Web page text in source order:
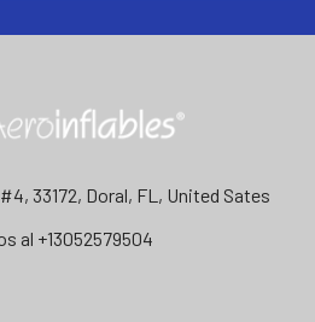
33172, Doral, FL, United Sates
al +13052579504